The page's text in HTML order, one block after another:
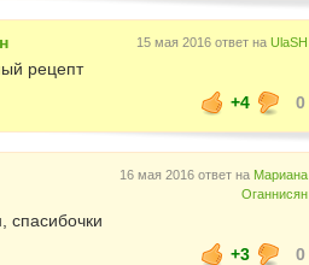
15 мая 2016 ответ на UlaSH
рецепт
+4
0
16 мая 2016 ответ на Мариана
Оганнисян
спасибочки
+3
0